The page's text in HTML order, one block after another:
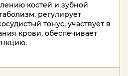
костей и зубной
регулирует
тонус, участвует в
крови, обеспечивает